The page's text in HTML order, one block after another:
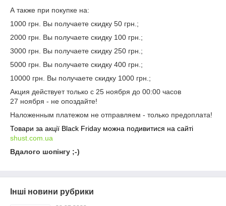
А также при покупке на:
1000 грн. Вы получаете скидку 50 грн.;
2000 грн. Вы получаете скидку 100 грн.;
3000 грн. Вы получаете скидку 250 грн.;
5000 грн. Вы получаете скидку 400 грн.;
10000 грн. Вы получаете скидку 1000 грн.;
Акция действует только с 25 ноября до 00:00 часов
27 ноября - не опоздайте!
Наложенным платежом не отправляем - только предоплата!
Товари за акції Black Friday можна подивитися на сайті
shust.com.ua
Вдалого шопінгу ;-)
Інші новини рубрики